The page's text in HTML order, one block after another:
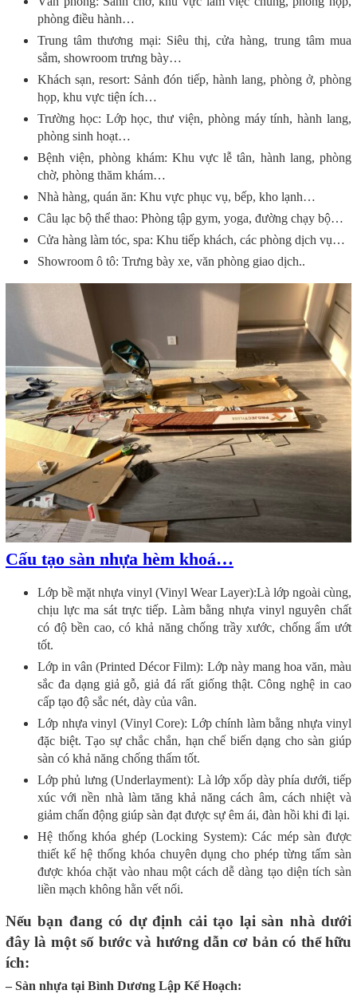
phòng điều hành…
Trung tâm thương mại: Siêu thị, cửa hàng, trung tâm mua
sắm, showroom trưng bày…
Khách sạn, resort: Sảnh đón tiếp, hành lang, phòng ở, phòng
họp, khu vực tiện ích…
Trường học: Lớp học, thư viện, phòng máy tính, hành lang,
phòng sinh hoạt…
Bệnh viện, phòng khám: Khu vực lễ tân, hành lang, phòng
chờ, phòng thăm khám…
Nhà hàng, quán ăn: Khu vực phục vụ, bếp, kho lạnh…
Câu lạc bộ thể thao: Phòng tập gym, yoga, đường chạy bộ…
Cửa hàng làm tóc, spa: Khu tiếp khách, các phòng dịch vụ…
Showroom ô tô: Trưng bày xe, văn phòng giao dịch..
Cấu tạo sàn nhựa hèm khoá…
Lớp bề mặt nhựa vinyl (Vinyl Wear Layer):Là lớp ngoài cùng,
chịu lực ma sát trực tiếp. Làm bằng nhựa vinyl nguyên chất
có độ bền cao, có khả năng chống trầy xước, chống ẩm ướt
tốt.
Lớp in vân (Printed Décor Film): Lớp này mang hoa văn, màu
sắc đa dạng giả gỗ, giả đá rất giống thật. Công nghệ in cao
cấp tạo độ sắc nét, dày của vân.
Lớp nhựa vinyl (Vinyl Core): Lớp chính làm bằng nhựa vinyl
đặc biệt. Tạo sự chắc chắn, hạn chế biến dạng cho sàn giúp
sàn có khả năng chống thấm tốt.
Lớp phủ lưng (Underlayment): Là lớp xốp dày phía dưới, tiếp
xúc với nền nhà làm tăng khả năng cách âm, cách nhiệt và
giảm chấn động giúp sàn đạt được sự êm ái, đàn hồi khi đi lại.
Hệ thống khóa ghép (Locking System): Các mép sàn được
thiết kế hệ thống khóa chuyên dụng cho phép từng tấm sàn
được khóa chặt vào nhau một cách dễ dàng tạo diện tích sàn
liền mạch không hằn vết nối.
Nếu bạn đang có dựđịnh cải tạo lại sàn nhà dưới
đây là một số bước và hướng dẫn cơ bản có thể hữu
ích:
– Sàn nhựa tại Bình Dương Lập Kế Hoạch: